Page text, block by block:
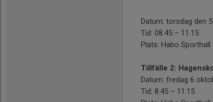
Datum: torsdag den
Tid: 08.45 – 11.15
Plats: Habo Sporthall
Tillfälle 2:
Datum: fredag 6
Tid: 8.45 – 11.15